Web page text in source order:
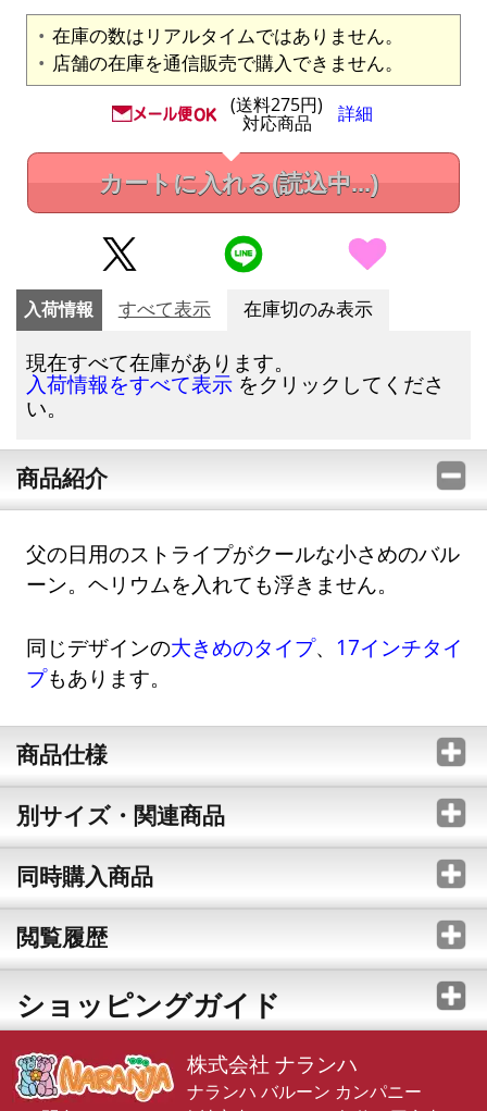
在庫の数はリアルタイムではありません。
店舗の在庫を通信販売で購入できません。
(送料275円)
対応商品 詳細
カートに入れる(読込中...)
入荷情報 すべて表示 在庫切のみ表示
現在すべて在庫があります。
入荷情報をすべて表示 をクリックしてくださ
い。
商品紹介
父の日用のストライプがクールな小さめのバル
ーン。ヘリウムを入れても浮きません。
同じデザインの大きめのタイプ、 17インチタイ
プもあります。
商品仕様
別サイズ・関連商品
同時購入商品
閲覧履歴
ショッピングガイド
株式会社 ナランハ
ナランハ バルーン カンパニー